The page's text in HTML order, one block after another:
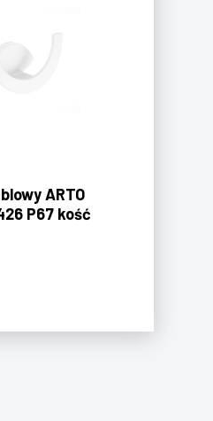
ARTO
P67 kość